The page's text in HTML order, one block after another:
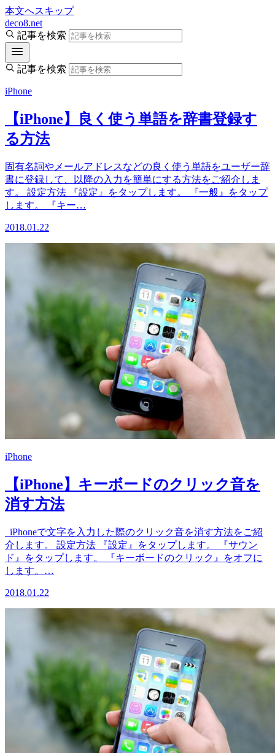
本文へスキップ
deco8.net
記事を検索
記事を検索
iPhone
【iPhone】良く使う単語を辞書登録す
る方法
固有名詞やメールアドレスなどの良く使う単語をユーザー辞
書に登録して、以降の入力を簡単にする方法をご紹介しま
す。 設定方法 『設定』をタップします。 『一般』をタップ
します。 『キー…
2018.01.22
iPhone
【iPhone】キーボードのクリック音を
消す方法
iPhoneで文字を入力した際のクリック音を消す方法をご紹
介します。 設定方法 『設定』をタップします。 『サウン
ド』をタップします。 『キーボードのクリック』をオフに
します。…
2018.01.22